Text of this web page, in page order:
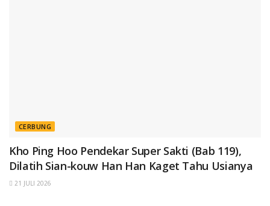
CERBUNG
Kho Ping Hoo Pendekar Super Sakti (Bab 119),
Dilatih Sian-kouw Han Han Kaget Tahu Usianya
21 JULI 2026